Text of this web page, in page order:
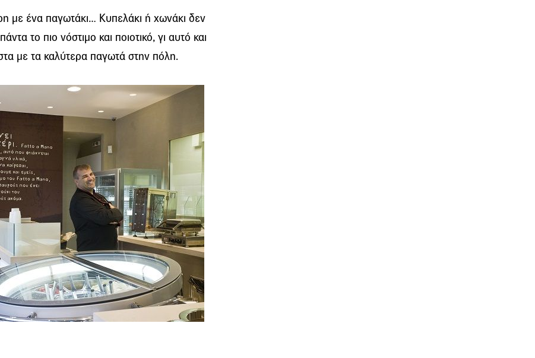
με ένα παγωτάκι… Κυπελάκι ή χωνάκι δεν
το πιο νόστιμο και ποιοτικό, γι αυτό και
με τα καλύτερα παγωτά στην πόλη.